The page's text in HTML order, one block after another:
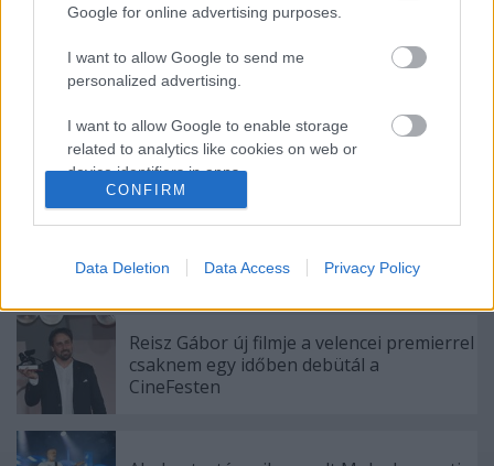
Google for online advertising purposes.
I want to allow Google to send me
personalized advertising.
I want to allow Google to enable storage
related to analytics like cookies on web or
device identifiers in apps.
related to personalization.
I want to allow Google to enable storage
related to security, including authentication
functionality and fraud prevention, and other
CONFIRM
Data Deletion Data Access Privacy Policy
Ajánlott bejegyzések:
Pénteki Sziget-ajánló: A legnehezebb
döntések
ölelnem, csak ez a lényeg - Rec.hu
Reisz Gábor új filmje a velencei premierrel
csaknem egy időben debütál a
CineFesten